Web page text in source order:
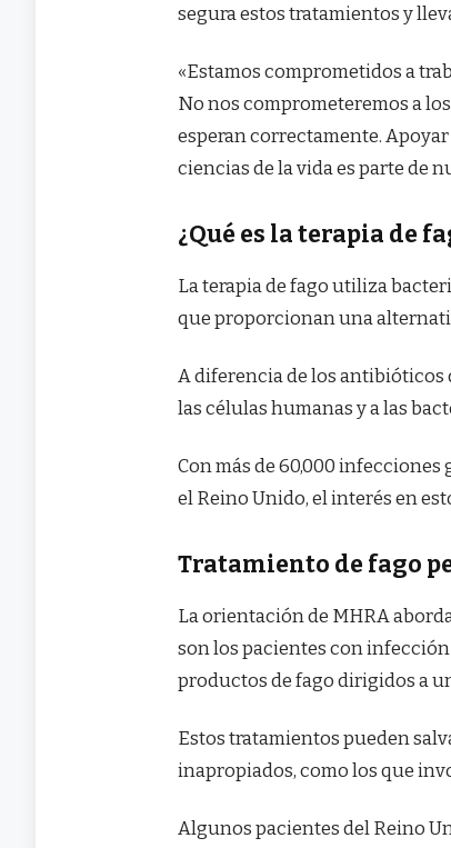
segura estos tratamientos y
«Estamos comprometidos a
No nos comprometeremos a
esperan correctamente.
ciencias de la vida es parte de
¿Qué es la terapia de
La terapia de fago utiliza
que proporcionan una
A diferencia de los antibióticos
las células humanas y a las
Con más de 60,000
el Reino Unido, el interés en
Tratamiento de fago
La orientación de MHRA
son los pacientes con
productos de fago dirigidos a
Estos tratamientos pueden
inapropiados, como los que
Algunos pacientes del Reino